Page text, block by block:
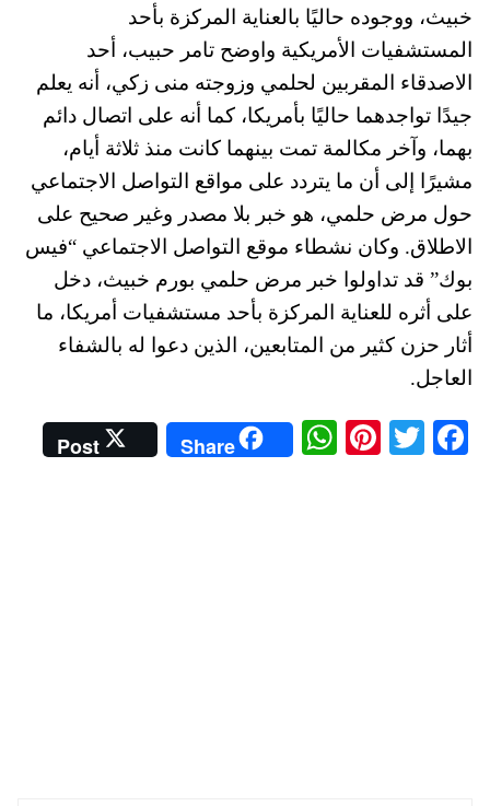
خبيث، ووجوده حاليًا بالعناية المركزة بأحد
المستشفيات الأمريكية واوضح تامر حبيب، أحد
الاصدقاء المقربين لحلمي وزوجته منى زكي، أنه يعلم
جيدًا تواجدهما حاليًا بأمريكا، كما أنه على اتصال دائم
بهما، وآخر مكالمة تمت بينهما كانت منذ ثلاثة أيام،
مشيرًا إلى أن ما يتردد على مواقع التواصل الاجتماعي
حول مرض حلمي، هو خبر بلا مصدر وغير صحيح على
الاطلاق. وكان نشطاء موقع التواصل الاجتماعي “فيس
بوك” قد تداولوا خبر مرض حلمي بورم خبيث، دخل
على أثره للعناية المركزة بأحد مستشفيات أمريكا، ما
أثار حزن كثير من المتابعين، الذين دعوا له بالشفاء
العاجل.
Fa
T
Pi
W
ha
Share
Post